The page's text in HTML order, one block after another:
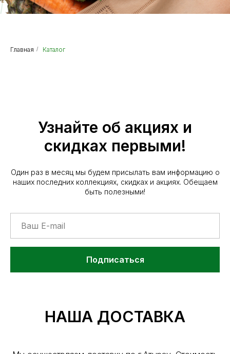
Главная / Каталог
Узнайте об акциях и
скидках первыми!
Один раз в месяц мы будем присылать вам информацию о
наших последних коллекциях, скидках и акциях. Обещаем
быть полезными!
Подписаться
НАША ДОСТАВКА